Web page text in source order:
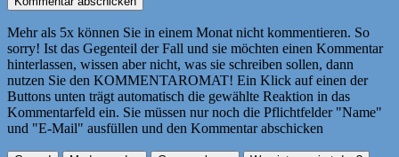
Mehr als 5x können Sie in einem Monat nicht kommentieren. So
sorry! Ist das Gegenteil der Fall und sie möchten einen Kommentar
hinterlassen, wissen aber nicht, was sie schreiben sollen, dann
nutzen Sie den KOMMENTAROMAT! Ein Klick auf einen der
Buttons unten trägt automatisch die gewählte Reaktion in das
Kommentarfeld ein. Sie müssen nur noch die Pflichtfelder "Name"
und "E-Mail" ausfüllen und den Kommentar abschicken